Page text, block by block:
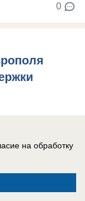
0
на обработку